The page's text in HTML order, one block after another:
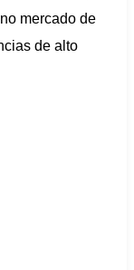
mercado de
de alto